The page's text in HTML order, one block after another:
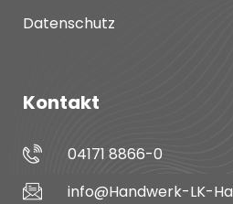
Datenschutz
Kontakt
04171 8866-0
info@Handwerk-LK-